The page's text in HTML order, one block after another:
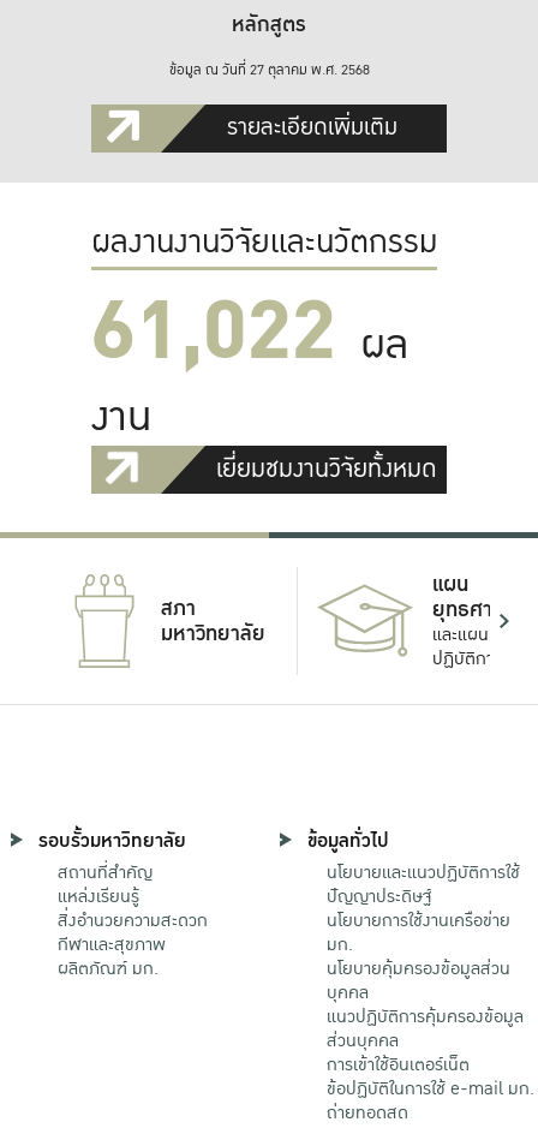
หลักสูตร
ข้อมูล ณ วันที่ 27 ตุลาคม พ.ศ. 2568
รายละเอียดเพิ่มเติม
ผลงานงานวิจัยและนวัตกรรม
61,022 ผล
งาน
เยี่ยมชมงานวิจัยทั้งหมด
สภา
มหาวิทยาลัย
แผน
ยุทธศาสตร์
และแผน
ปฏิบัติการ
รอบรั้วมหาวิทยาลัย
สถานที่สำคัญ
แหล่งเรียนรู้
สิ่งอำนวยความสะดวก
กีฬาและสุขภาพ
ผลิตภัณฑ์ มก.
ข้อมูลทั่วไป
นโยบายและแนวปฏิบัติการใช้
ปัญญาประดิษฐ์
นโยบายการใช้งานเครือข่าย
มก.
นโยบายคุ้มครองข้อมูลส่วน
บุคคล
แนวปฏิบัติการคุ้มครองข้อมูล
ส่วนบุคคล
การเข้าใช้อินเตอร์เน็ต
ข้อปฏิบัติในการใช้ e-mail มก.
ถ่ายทอดสด